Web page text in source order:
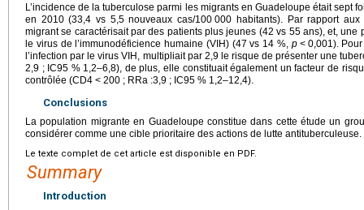
L’incidence de la tuberculose parmi les migrants en Guadeloupe était sept
en 2010 (33,4 vs 5,5 nouveaux cas/100 000 habitants). Par rapport
migrant se caractérisait par des patients plus jeunes (42 vs 55 ans), et, une
le virus de l’immunodéficience humaine (VIH) (47 vs 14 %, p < 0,001).
l’infection par le virus VIH, multipliait par 2,9 le risque de présenter une
2,9 ; IC95 % 1,2–6,8), de plus, elle constituait également un facteur de
contrôlée (CD4 < 200 ; RRa :3,9 ; IC95 % 1,2–12,4).
Conclusions
La population migrante en Guadeloupe constitue dans cette étude un
considérer comme une cible prioritaire des actions de lutte antituberculeuse.
Le texte complet de cet article est disponible en PDF.
Summary
Introduction